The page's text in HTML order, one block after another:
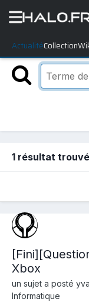
ActualitéCollection
1 résultat trouvé
Xbox
un sujet a posté
Informatique